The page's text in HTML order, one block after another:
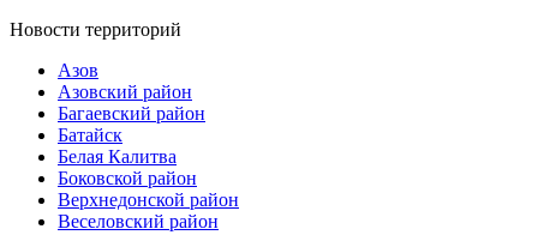
Новости территорий
Азов
Азовский район
Багаевский район
Батайск
Белая Калитва
Боковской район
Верхнедонской район
Веселовский район